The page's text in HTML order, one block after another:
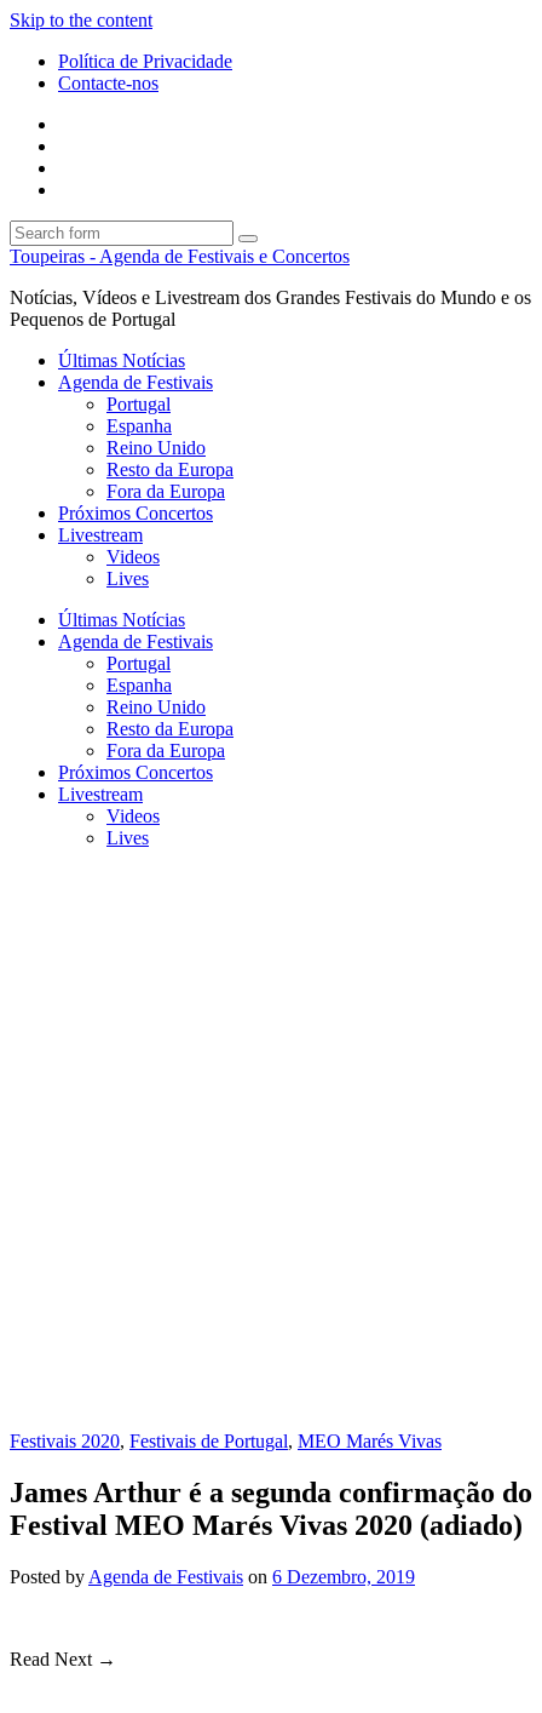
Skip to the content
Política de Privacidade
Contacte-nos
Search
Toupeiras - Agenda de Festivais e Concertos
Notícias, Vídeos e Livestream dos Grandes Festivais do Mundo e os
Pequenos de Portugal
Últimas Notícias
Agenda de Festivais
Portugal
Espanha
Reino Unido
Resto da Europa
Fora da Europa
Próximos Concertos
Livestream
Videos
Lives
Últimas Notícias
Agenda de Festivais
Portugal
Espanha
Reino Unido
Resto da Europa
Fora da Europa
Próximos Concertos
Livestream
Videos
Lives
Festivais 2020, Festivais de Portugal, MEO Marés Vivas
James Arthur é a segunda confirmação do
Festival MEO Marés Vivas 2020 (adiado)
Posted by Agenda de Festivais on 6 Dezembro, 2019
Read Next →